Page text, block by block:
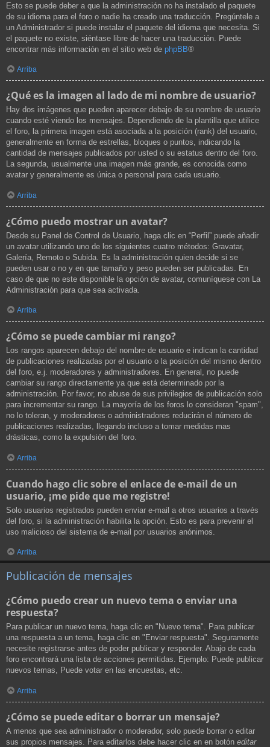
Esto se puede deber a que la administración no ha instalado el paquete
de su idioma para el foro o nadie ha creado una traducción. Pregúntele a
un Administrador si puede instalar el paquete del idioma que necesita. Si
el paquete no existe, siéntase libre de hacer una traducción. Puede
encontrar más información en el sitio web de phpBB®
Arriba
¿Qué es la imagen al lado de mi nombre de usuario?
Hay dos imágenes que pueden aparecer debajo de su nombre de usuario
cuando esté viendo los mensajes. Dependiendo de la plantilla que utilice
el foro, la primera imagen está asociada a la posición (rank) del usuario,
generalmente en forma de estrellas, bloques o puntos, indicando la
cantidad de mensajes publicados por usted o su estatus dentro del foro.
La segunda, usualmente una imagen más grande, es conocida como
avatar y generalmente es única o personal para cada usuario.
Arriba
¿Cómo puedo mostrar un avatar?
Desde su Panel de Control de Usuario, haga clic en “Perfil” puede añadir
un avatar utilizando uno de los siguientes cuatro métodos: Gravatar,
Galería, Remoto o Subida. Es la administración quien decide si se
pueden usar o no y en que tamaño y peso pueden ser publicadas. En
caso de que no este disponible la opción de avatar, comuníquese con La
Administración para que sea activada.
Arriba
¿Cómo se puede cambiar mi rango?
Los rangos aparecen debajo del nombre de usuario e indican la cantidad
de publicaciones realizadas por el usuario o la posición del mismo dentro
del foro, e.j. moderadores y administradores. En general, no puede
cambiar su rango directamente ya que está determinado por la
administración. Por favor, no abuse de sus privilegios de publicación solo
para incrementar su rango. La mayoría de los foros lo consideran "spam",
no lo toleran, y moderadores o administradores reducirán el número de
publicaciones realizadas, llegando incluso a tomar medidas mas
drásticas, como la expulsión del foro.
Arriba
Cuando hago clic sobre el enlace de e-mail de un
usuario, ¡me pide que me registre!
Solo usuarios registrados pueden enviar e-mail a otros usuarios a través
del foro, si la administración habilita la opción. Esto es para prevenir el
uso malicioso del sistema de e-mail por usuarios anónimos.
Arriba
Publicación de mensajes
¿Cómo puedo crear un nuevo tema o enviar una
respuesta?
Para publicar un nuevo tema, haga clic en "Nuevo tema". Para publicar
una respuesta a un tema, haga clic en "Enviar respuesta". Seguramente
necesite registrarse antes de poder publicar y responder. Abajo de cada
foro encontrará una lista de acciones permitidas. Ejemplo: Puede publicar
nuevos temas, Puede votar en las encuestas, etc.
Arriba
¿Cómo se puede editar o borrar un mensaje?
A menos que sea administrador o moderador, solo puede borrar o editar
sus propios mensajes. Para editarlos debe hacer clic en en botón editar